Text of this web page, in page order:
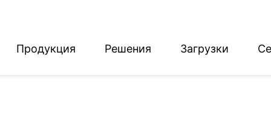
Продукция Решения Загрузки